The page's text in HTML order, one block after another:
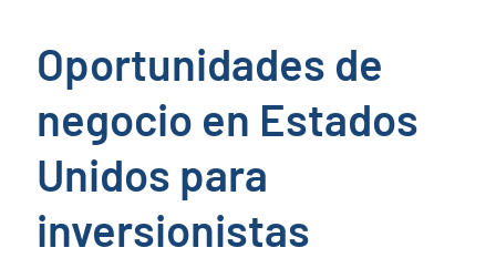
Oportunidades de
negocio en Estados
Unidos para
inversionistas